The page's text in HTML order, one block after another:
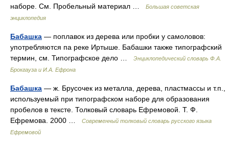
наборе. См. Пробельный материал …
Большая советская
энциклопедия
Бабашка — поплавок из дерева или пробки у самоловов:
употребляются па реке Иртыше. Бабашки также типографский
термин, см. Типографское дело …
Энциклопедический словарь Ф.А.
Брокгауза и И.А. Ефрона
Бабашка — ж. Брусочек из металла, дерева, пластмассы и т.п.,
используемый при типографском наборе для образования
пробелов в тексте. Толковый словарь Ефремовой. Т. Ф.
Ефремова. 2000 …
Современный толковый словарь русского языка
Ефремовой